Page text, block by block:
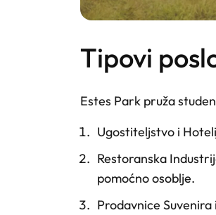
tipovi
Estes Park pruža
Ugostiteljstvo i
Restoranska
pomoćno osoblje.
Prodavnice